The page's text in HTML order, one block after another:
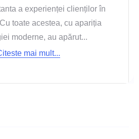
a experienței clienților în
toate acestea, cu apariția
moderne, au apărut...
mai mult...